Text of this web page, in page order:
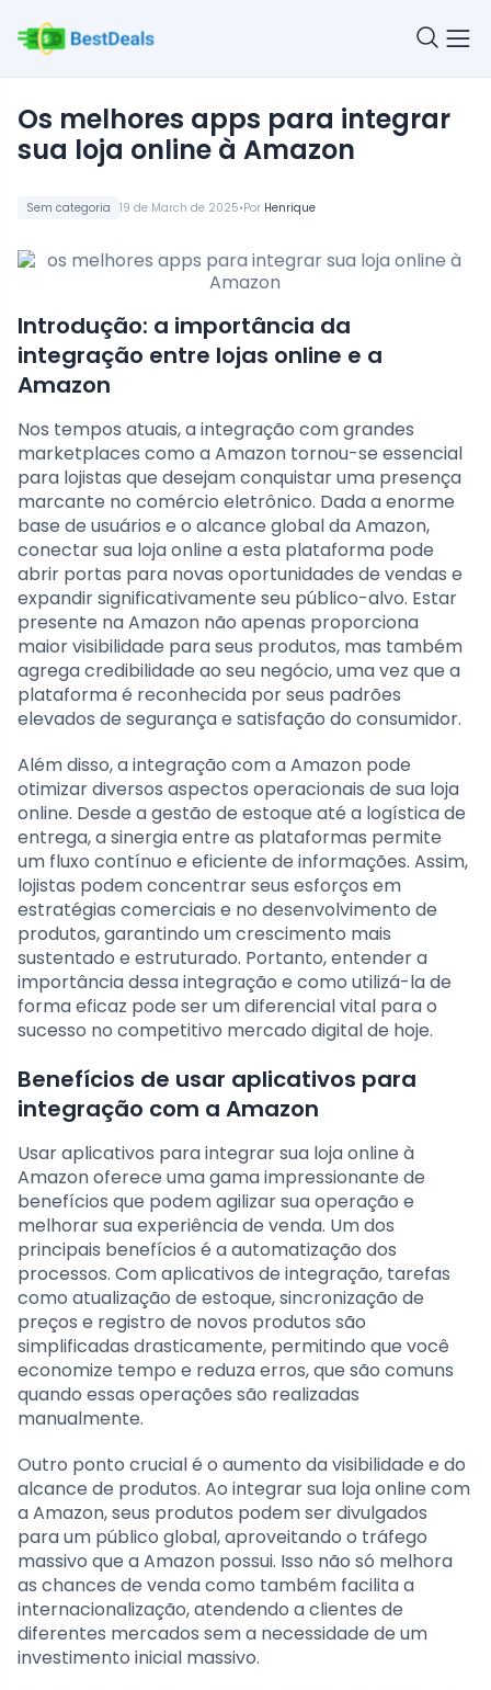
Sem categoria 19 de March de 2025•Por Henrique
os melhores apps para integrar
sua loja online à Amazon
Introdução: a importância da
integração entre lojas online e a
Amazon
Nos tempos atuais, a integração com grandes
marketplaces como a Amazon tornou-se essencial
para lojistas que desejam conquistar uma presença
marcante no comércio eletrônico. Dada a enorme
base de usuários e o alcance global da Amazon,
conectar sua loja online a esta plataforma pode
abrir portas para novas oportunidades de vendas e
expandir significativamente seu público-alvo. Estar
presente na Amazon não apenas proporciona
maior visibilidade para seus produtos, mas também
agrega credibilidade ao seu negócio, uma vez que a
plataforma é reconhecida por seus padrões
elevados de segurança e satisfação do consumidor.
Além disso, a integração com a Amazon pode
otimizar diversos aspectos operacionais de sua loja
online. Desde a gestão de estoque até a logística de
entrega, a sinergia entre as plataformas permite
um fluxo contínuo e eficiente de informações. Assim,
lojistas podem concentrar seus esforços em
estratégias comerciais e no desenvolvimento de
produtos, garantindo um crescimento mais
sustentado e estruturado. Portanto, entender a
importância dessa integração e como utilizá-la de
forma eficaz pode ser um diferencial vital para o
sucesso no competitivo mercado digital de hoje.
Benefícios de usar aplicativos para
integração com a Amazon
Usar aplicativos para integrar sua loja online à
Amazon oferece uma gama impressionante de
benefícios que podem agilizar sua operação e
melhorar sua experiência de venda. Um dos
principais benefícios é a automatização dos
processos. Com aplicativos de integração, tarefas
como atualização de estoque, sincronização de
preços e registro de novos produtos são
simplificadas drasticamente, permitindo que você
economize tempo e reduza erros, que são comuns
quando essas operações são realizadas
manualmente.
Outro ponto crucial é o aumento da visibilidade e do
alcance de produtos. Ao integrar sua loja online com
a Amazon, seus produtos podem ser divulgados
para um público global, aproveitando o tráfego
massivo que a Amazon possui. Isso não só melhora
as chances de venda como também facilita a
internacionalização, atendendo a clientes de
diferentes mercados sem a necessidade de um
investimento inicial massivo.